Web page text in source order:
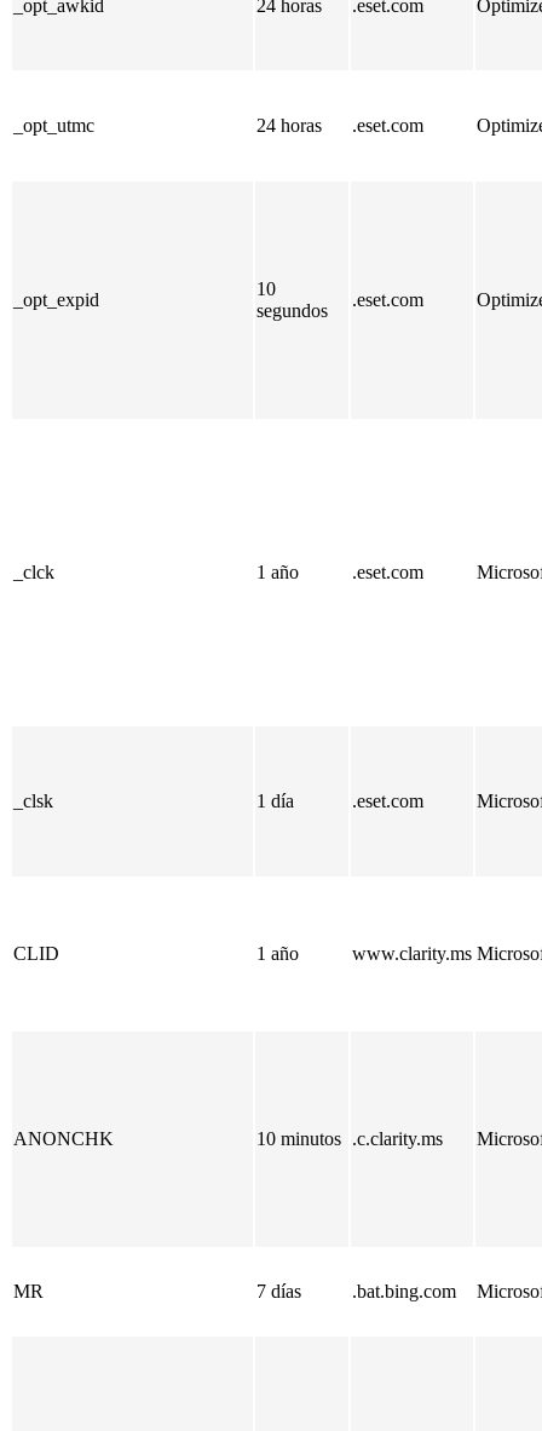
_opt_awkid 24 horas .eset.com
_opt_utmc 24 horas .eset.com
_opt_expid
10
segundos
.eset.com
_clck 1 año .eset.com
_clsk 1 día .eset.com
CLID 1 año www.clarity.ms
ANONCHK 10 minutos .c.clarity.ms
MR 7 días .bat.bing.com